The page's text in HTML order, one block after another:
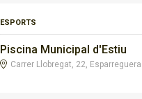
ESPORTS
Piscina Municipal d'Estiu
Carrer Llobregat, 22, Esparreguera